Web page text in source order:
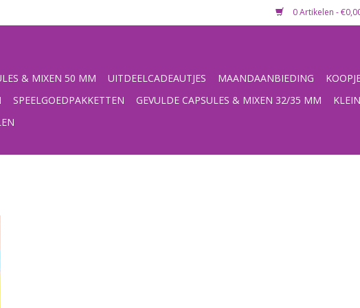
0 Artikelen -
& MIXEN 50 MM UITDEELCADEAUTJES MAANDAANBIEDING
SPEELGOEDPAKKETTEN GEVULDE CAPSULES & MIXEN 32/35 MM